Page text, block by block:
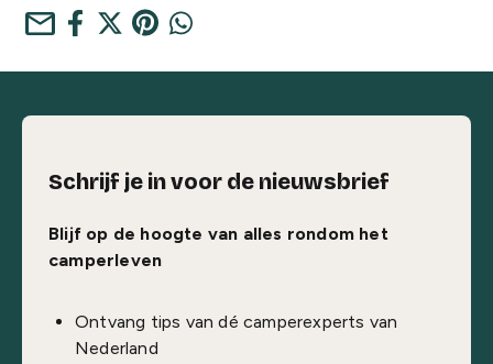
mail
Schrijf je in voor de nieuwsbrief
Blijf op de hoogte van alles rondom het
camperleven
Ontvang tips van dé camperexperts van
Nederland